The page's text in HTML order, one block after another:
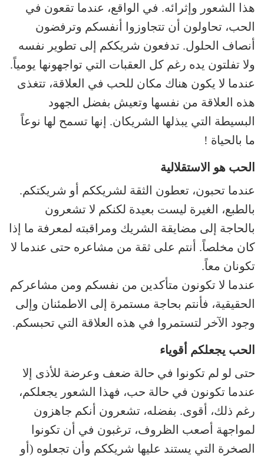
هذا الشعور وإثرائه. في الواقع، عندما تقعون في
الحب، تحاولون أن تتجاوزوا أنفسكم وترفضون
أنصاف الحلول. تدفعون شريككم إلى تطوير نفسه
ولا تفلتون يده رغم كل العقبات التي تواجهونها يومياً.
عندما لا يكون هناك مكان للحب في العلاقة، تتغذى
هذه العلاقة من نفسها وتعيش بفضل الجهود
البسيطة التي يبذلها الشريكان. إنها تسمح لها نوعاً
ما بالحياة !
الحب هو الاستقلالية
عندما تحبون، تعطون الثقة لشريككم أو شريكتكم.
بالطبع، الغيرة ليست بعيدة لكنكم لا تشعرون
بالحاجة إلى مضايقة الشريك ومراقبته لمعرفة ما إذا
كان مخلصاً. أنتم على ثقة من مشاعره حتى عندما لا
تكونان معاً.
عندما لا تكونون متأكدين من نفسكم ومن مشاعركم
الحقيقية، فأنتم بحاجة مستمرة إلى الاطمئنان وإلى
وجود الآخر لتستمروا في هذه العلاقة التي تحبسكم.
الحب يجعلكم أقوياء
حتى لو لم تكونوا في حالة ضعف وعرضة للأذى إلا
عندما تكونون في حالة حب، فهذا الشعور يجعلكم،
رغم ذلك، أقوى. بفضله، تشعرون أنكم جاهزون
لمواجهة أصعب الظروف، ترغبون في أن تكونوا
الصخرة التي يستند عليها شريككم وأن تجعلوه (أو